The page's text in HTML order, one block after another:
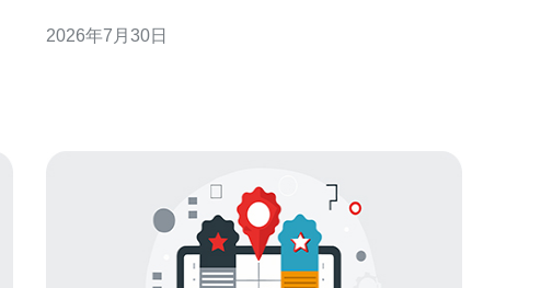
DDoS防护 与业务连续性的前提下高效完成迁移。 怎
2026年7月30日